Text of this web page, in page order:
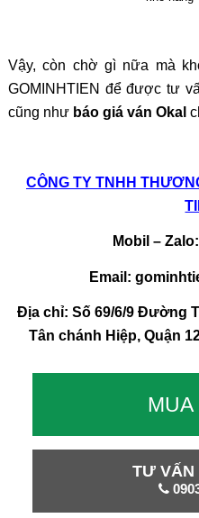
Vậy, còn chờ gì nữa mà
GOMINHTIEN để được tư
cũng như báo giá ván Okal
CÔNG TY TNHH
Mobil –
Email:
Địa chỉ: Số 69/6/9 Đường
Tân chánh Hiệp, Quận
MUA
TƯ VẤN